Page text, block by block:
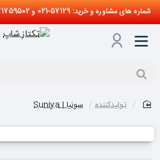
شماره های مشاوره و خرید: 57129-021 و 09121759502
تولیدکننده سونیا | Suniya